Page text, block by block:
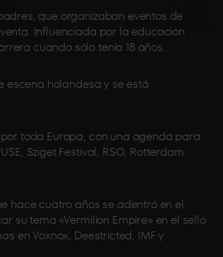
que organizaban eventos de
Influenciada por la educación
cuando sólo tenía 18 años.
holandesa y se está
toda Europa, con una agenda para
Sziget Festival, RSO, Rotterdam
hace cuatro años se adentró en el
su tema «Vermilion Empire» en el sello
en Voxnox, Deestricted, IMF y